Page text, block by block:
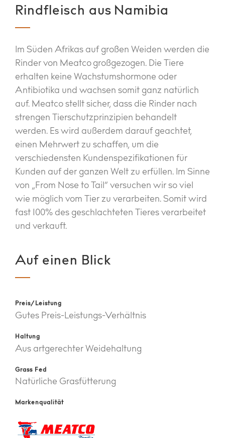
Rindfleisch aus Namibia
Im Süden Afrikas auf großen Weiden werden die
Rinder von Meatco großgezogen. Die Tiere
erhalten keine Wachstumshormone oder
Antibiotika und wachsen somit ganz natürlich
auf. Meatco stellt sicher, dass die Rinder nach
strengen Tierschutzprinzipien behandelt
werden. Es wird außerdem darauf geachtet,
einen Mehrwert zu schaffen, um die
verschiedensten Kundenspezifikationen für
Kunden auf der ganzen Welt zu erfüllen. Im Sinne
von „From Nose to Tail“ versuchen wir so viel
wie möglich vom Tier zu verarbeiten. Somit wird
fast 100% des geschlachteten Tieres verarbeitet
und verkauft.
Auf einen Blick
Preis/Leistung
Gutes Preis-Leistungs-Verhältnis
Haltung
Aus artgerechter Weidehaltung
Grass Fed
Natürliche Grasfütterung
Markenqualität